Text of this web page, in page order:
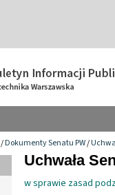
/Dokumenty Senatu PW/
Uchwała
w sprawie zasad